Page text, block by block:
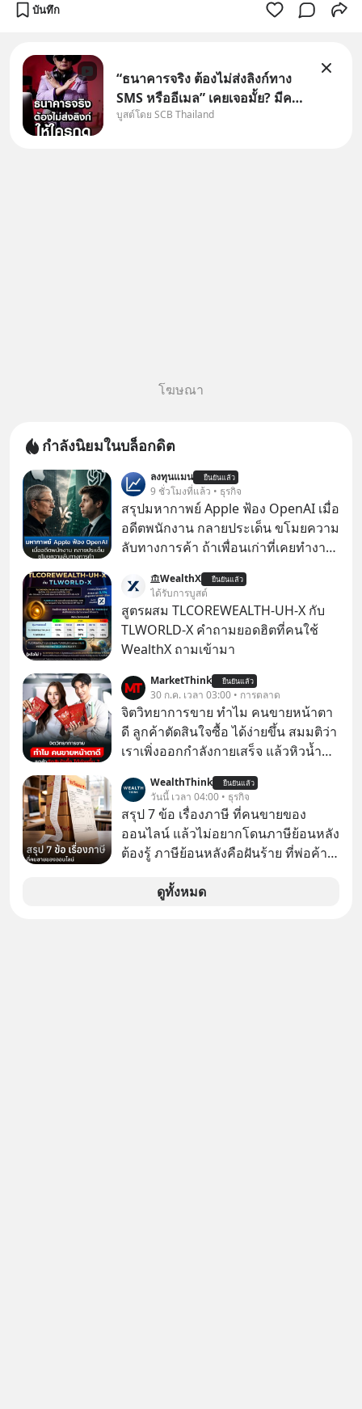
บันทึก
“ธนาคารจริง ต้องไม่ส่งลิงก์ทาง
SMS หรืออีเมล” เคยเจอมั้ย? มีคน
อ้างว่าโทรจากธนาคาร บอกว่า
บูสต์โดย SCB Thailand
โฆษณา
กำลังนิยมในบล็อกดิต
ลงทุนแมน ยืนยันแล้ว
9 ชั่วโมงที่แล้ว • ธุรกิจ
สรุปมหากาพย์ Apple ฟ้อง OpenAI เมื่อ
อดีตพนักงาน กลายประเด็น ขโมยความ
ลับทางการค้า ถ้าเพื่อนเก่าที่เคยทำงาน
เก่าที่เขาเคยทำไว้ ตอนยังอยู่บริษัท
เดียวกัน
WealthX ยืนยันแล้ว
ได้รับการบูสต์
สูตรผสม TLCOREWEALTH-UH-X กับ
TLWORLD-X คำถามยอดฮิตที่คนใช้
WealthX ถามเข้ามา
MarketThink ยืนยันแล้ว
30 ก.ค. เวลา 03:00 • การตลาด
จิตวิทยาการขาย ทำไม คนขายหน้าตา
ดี ลูกค้าตัดสินใจซื้อ ได้ง่ายขึ้น สมมติว่า
เราเพิ่งออกกำลังกายเสร็จ แล้วหิวน้ำ
ขายของเหมือนกันทุกอย่าง
WealthThink ยืนยันแล้ว
วันนี้ เวลา 04:00 • ธุรกิจ
สรุป 7 ข้อ เรื่องภาษี ที่คนขายของ
ออนไลน์ แล้วไม่อยากโดนภาษีย้อนหลัง
ต้องรู้ ภาษีย้อนหลังคือฝันร้าย ที่พ่อค้า
ดูทั้งหมด